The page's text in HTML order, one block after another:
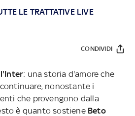
LE TRATTATIVE LIVE
CONDIVIDI
: una storia d'amore che
nonostante i
che provengono dalla
è quanto sostiene Beto